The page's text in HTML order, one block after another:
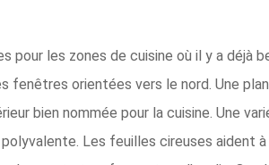
pour les zones de cuisine où il y a déjà
fenêtres orientées vers le nord. Une
bien nommée pour la cuisine. Une
Les feuilles cireuses aident